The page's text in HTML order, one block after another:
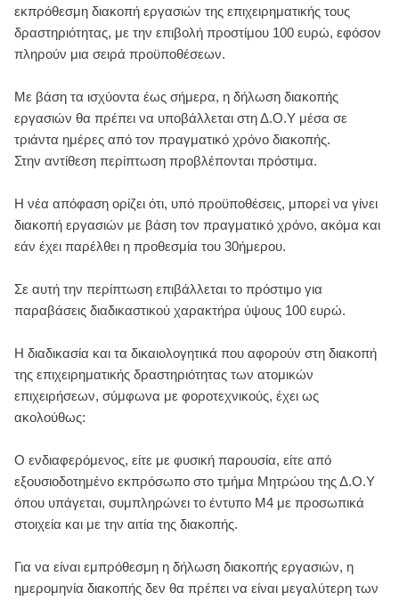
εκπρόθεσμη διακοπή εργασιών της επιχειρηματικής τους
δραστηριότητας, με την επιβολή προστίμου 100 ευρώ, εφόσον
πληρούν μια σειρά προϋποθέσεων.
Με βάση τα ισχύοντα έως σήμερα, η δήλωση διακοπής
εργασιών θα πρέπει να υποβάλλεται στη Δ.Ο.Υ μέσα σε
τριάντα ημέρες από τον πραγματικό χρόνο διακοπής.
Στην αντίθεση περίπτωση προβλέπονται πρόστιμα.
Η νέα απόφαση ορίζει ότι, υπό προϋποθέσεις, μπορεί να γίνει
διακοπή εργασιών με βάση τον πραγματικό χρόνο, ακόμα και
εάν έχει παρέλθει η προθεσμία του 30ήμερου.
Σε αυτή την περίπτωση επιβάλλεται το πρόστιμο για
παραβάσεις διαδικαστικού χαρακτήρα ύψους 100 ευρώ.
H διαδικασία και τα δικαιολογητικά που αφορούν στη διακοπή
της επιχειρηματικής δραστηριότητας των ατομικών
επιχειρήσεων, σύμφωνα με φοροτεχνικούς, έχει ως
ακολούθως:
Ο ενδιαφερόμενος, είτε με φυσική παρουσία, είτε από
εξουσιοδοτημένο εκπρόσωπο στο τμήμα Μητρώου της Δ.Ο.Υ
όπου υπάγεται, συμπληρώνει το έντυπο Μ4 με προσωπικά
στοιχεία και με την αιτία της διακοπής.
Για να είναι εμπρόθεσμη η δήλωση διακοπής εργασιών, η
ημερομηνία διακοπής δεν θα πρέπει να είναι μεγαλύτερη των